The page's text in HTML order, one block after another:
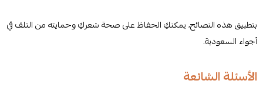
بتطبيق هذه النصائح، يمكنكِ الحفاظ على صحة شعركِ وحمايته من التلف في
أجواء السعودية.
الأسئلة الشائعة